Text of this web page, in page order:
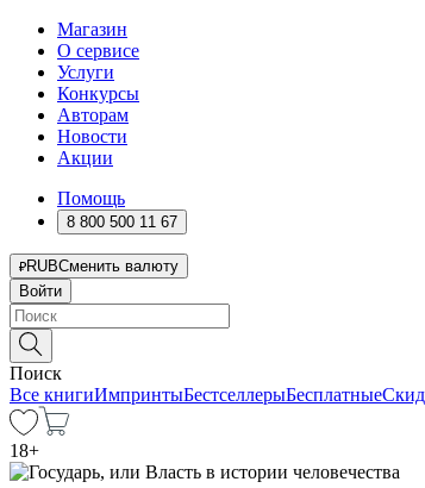
Магазин
О сервисе
Услуги
Конкурсы
Авторам
Новости
Акции
Помощь
8 800 500 11 67
RUBСменить валюту
Войти
Поиск
Все книгиИмпринтыБестселлерыБесплатные
18+